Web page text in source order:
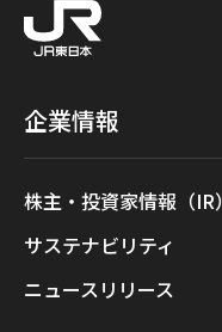
企業情報
株主・投資家情報（IR）
サステナビリティ
ニュースリリース